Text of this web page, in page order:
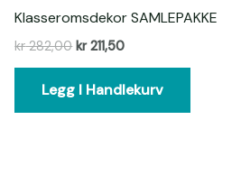
Klasseromsdekor SAMLEPAKKE
kr282,00 kr211,50
Legg I Handlekurv